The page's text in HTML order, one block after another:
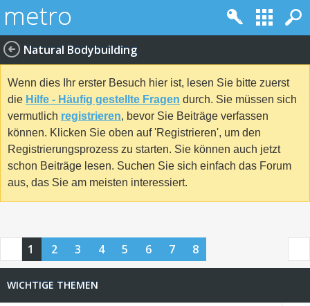
Natural Bodybuilding
Wenn dies Ihr erster Besuch hier ist, lesen Sie bitte zuerst
die Hilfe - Häufig gestellte Fragen durch. Sie müssen sich
vermutlich registrieren, bevor Sie Beiträge verfassen
können. Klicken Sie oben auf 'Registrieren', um den
Registrierungsprozess zu starten. Sie können auch jetzt
schon Beiträge lesen. Suchen Sie sich einfach das Forum
aus, das Sie am meisten interessiert.
1 2 3 4 5 6 7 8
WICHTIGE THEMEN